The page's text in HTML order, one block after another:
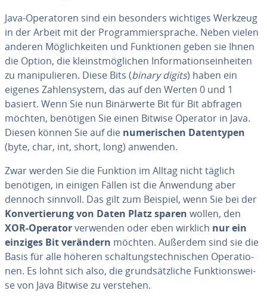
Java-Ope­ra­to­ren sind ein besonders wichtiges Werkzeug
in der Arbeit mit der Pro­gram­mier­spra­che. Neben vielen
anderen Mög­lich­kei­ten und Funk­tio­nen geben sie Ihnen
die Option, die kleinst­mög­li­chen In­for­ma­ti­ons­ein­hei­ten
zu ma­ni­pu­lie­ren. Diese Bits (binary digits) haben ein
eigenes Zah­len­sys­tem, das auf den Werten 0 und 1
basiert. Wenn Sie nun Bi­när­wer­te Bit für Bit abfragen
möchten, benötigen Sie einen Bitwise Operator in Java.
Diesen können Sie auf die nu­me­ri­schen Da­ten­ty­pen
(byte, char, int, short, long) anwenden.
Zwar werden Sie die Funktion im Alltag nicht täglich
benötigen, in einigen Fällen ist die Anwendung aber
dennoch sinnvoll. Das gilt zum Beispiel, wenn Sie bei der
Kon­ver­tie­rung von Daten Platz sparen wollen, den
XOR-Operatorverwenden oder eben wirklich nur ein
einziges Bit verändern möchten. Außerdem sind sie die
Basis für alle höheren schal­tungs­tech­ni­schen Ope­ra­tio­
nen. Es lohnt sich also, die grund­sätz­li­che Funk­ti­ons­wei­
se von Java Bitwise zu verstehen.